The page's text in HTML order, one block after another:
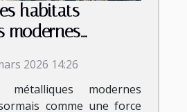
habitats
modernes
?2026 14:26
modernes
comme une force